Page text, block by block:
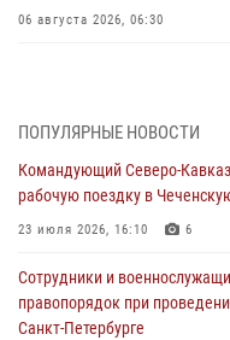
06 августа 2026, 06:30
06 августа 2026, 06:15
На Сахалине при участии
добычу биоресурсов
06 августа 2026, 05:12
Росгвардейцы уничтожили
06 августа 2026, 05:00
ПОПУЛЯРНЫЕ НОВОСТИ
Командующий Северо-
рабочую поездку в
23 июля 2026, 16:10 6
Сотрудники и
правопорядок при
Санкт-Петербурге